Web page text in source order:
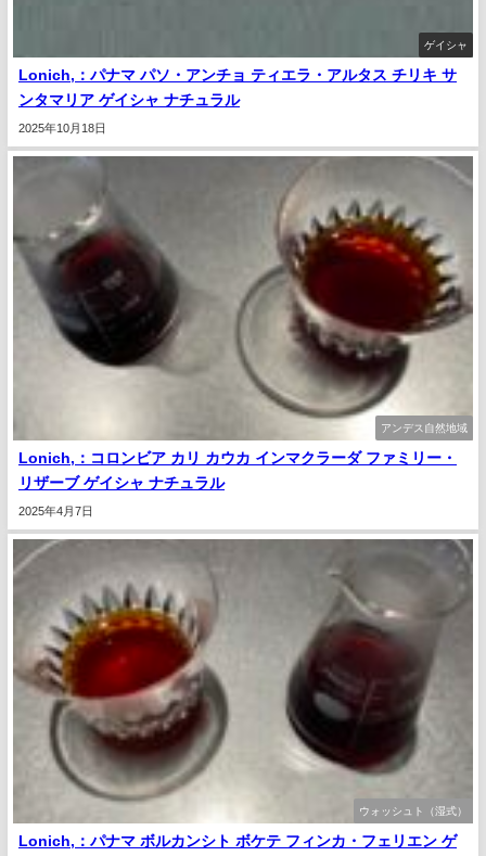
ゲイシャ
Lonich,：パナマ パソ・アンチョ ティエラ・アルタス チリキ サ
ンタマリア ゲイシャ ナチュラル
2025年10月18日
アンデス自然地域
Lonich,：コロンビア カリ カウカ インマクラーダ ファミリー・
リザーブ ゲイシャ ナチュラル
2025年4月7日
ウォッシュト（湿式）
Lonich,：パナマ ボルカンシト ボケテ フィンカ・フェリエン ゲ